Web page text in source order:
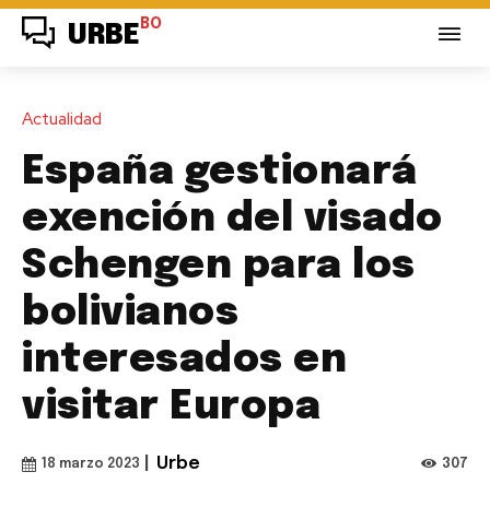
URBE BO
Actualidad
España gestionará
exención del visado
Schengen para los
bolivianos
interesados en
visitar Europa
18 marzo 2023 Urbe 307